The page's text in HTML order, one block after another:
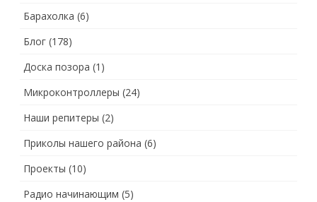
Барахолка (6)
Блог (178)
Доска позора (1)
Микроконтроллеры (24)
Наши репитеры (2)
Приколы нашего района (6)
Проекты (10)
Радио начинающим (5)